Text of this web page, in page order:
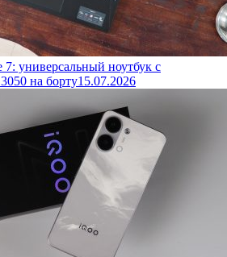
универсальный ноутбук с
на борту15.07.2026